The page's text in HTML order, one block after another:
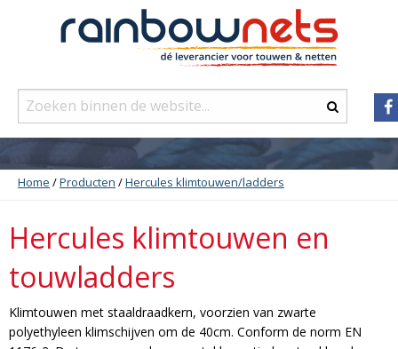
Home /Producten /Hercules klimtouwen/ladders
Hercules klimtouwen en
touwladders
Klimtouwen met staaldraadkern, voorzien van zwarte
polyethyleen klimschijven om de 40cm. Conform de norm EN